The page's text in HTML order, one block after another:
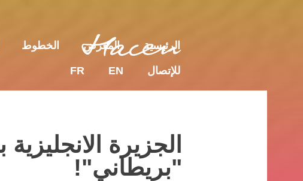
الرئيسية المعرض الخطوط
للإتصال EN
FR
الجزيرة
"بريطاني"!